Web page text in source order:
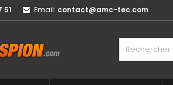
51 Email: contact@amc-tec.com